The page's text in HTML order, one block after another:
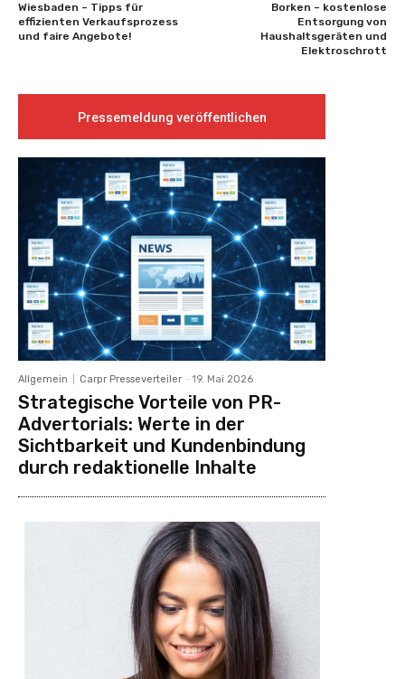
Wiesbaden – Tipps für
effizienten Verkaufsprozess
und faire Angebote!
Borken – kostenlose
Entsorgung von
Haushaltsgeräten und
Elektroschrott
Pressemeldung veröffentlichen
Allgemein Carpr Presseverteiler - 19. Mai 2026
Strategische Vorteile von PR-
Advertorials: Werte in der
Sichtbarkeit und Kundenbindung
durch redaktionelle Inhalte